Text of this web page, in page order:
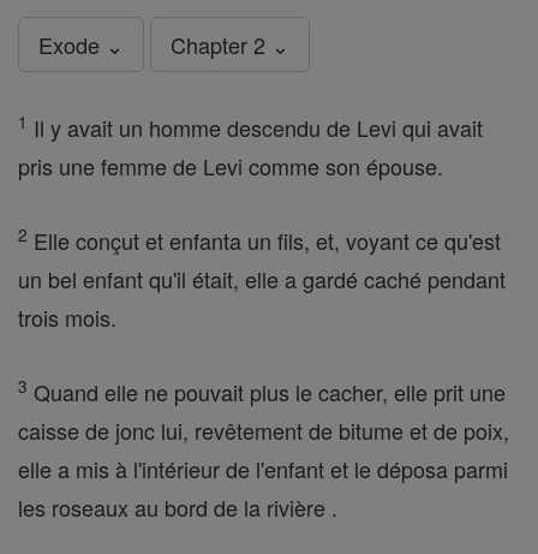
Exode ⌄ Chapter 2 ⌄
1 Il y avait un homme descendu de Levi qui avait
pris une femme de Levi comme son épouse.
2 Elle conçut et enfanta un fils, et, voyant ce qu'est
un bel enfant qu'il était, elle a gardé caché pendant
trois mois.
3 Quand elle ne pouvait plus le cacher, elle prit une
caisse de jonc lui, revêtement de bitume et de poix,
elle a mis à l'intérieur de l'enfant et le déposa parmi
les roseaux au bord de la rivière .